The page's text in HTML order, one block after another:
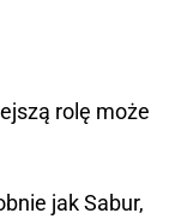
rolę może
jak Sabur,